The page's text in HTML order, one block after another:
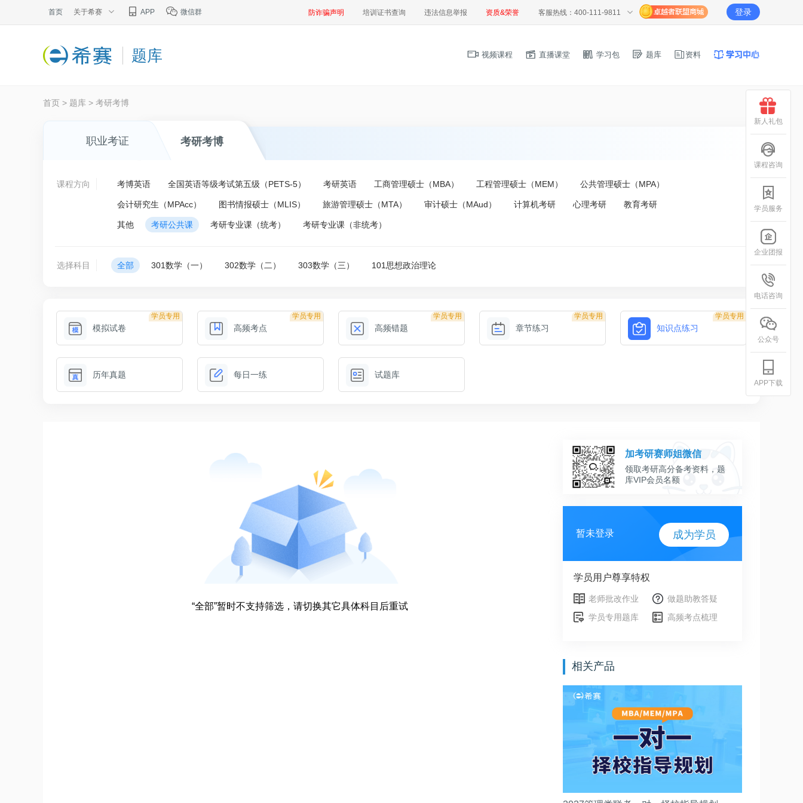
首页 关于希赛 APP 微信群 防诈骗声明 培训证书查询 违法信息举报 资质&荣誉 客服热线：400-111-9811 登录
题库 视频课程 直播课堂 学习包 题库 资料
首页 > 题库 > 考研考博
职业考证 考研考博
课程方向 考博英语 全国英语等级考试第五级（PETS-5） 考研英语 工商管理硕士（MBA） 工程管理硕士（MEM） 公共管理硕士（MPA）
会计研究生（MPAcc） 图书情报硕士（MLIS） 旅游管理硕士（MTA） 审计硕士（MAud） 计算机考研 心理考研 教育考研
其他 考研公共课 考研专业课（统考） 考研专业课（非统考）
选择科目 全部 301数学（一） 302数学（二） 303数学（三） 101思想政治理论
学员专用
模拟试卷
学员专用
高频考点
学员专用
高频错题
学员专用
章节练习
学员专用
知识点练习
历年真题 每日一练 试题库
“全部”暂时不支持筛选，请切换其它具体科目后重试
加考研赛师姐微信
领取考研高分备考资料，题
库VIP会员名额
暂未登录 成为学员
学员用户尊享特权
老师批改作业
做题助教答疑
学员专用题库
高频考点梳理
相关产品
新人礼包
课程咨询
学员服务
企业团报
电话咨询
公众号
APP下载